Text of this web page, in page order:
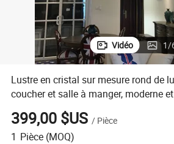
Vidéo 1/
Lustre en cristal sur mesure rond de
coucher et salle à manger, moderne
lustres pour salon
399,00 $US / Pièce
1 Pièce (MOQ)